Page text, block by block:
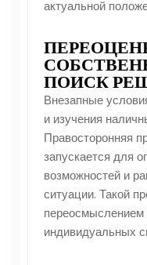
актуальной
ПОИСК
Внезапные
и изучения
Правосторонняя
запускается для
возможностей и
ситуации. Такой
индивидуальных